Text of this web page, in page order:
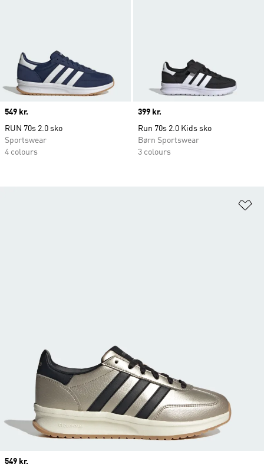
Price
549 kr.
RUN 70s 2.0 sko
Sportswear
4 colours
Price
399 kr.
Run 70s 2.0 Kids sko
Børn Sportswear
3 colours
Price
549 kr.